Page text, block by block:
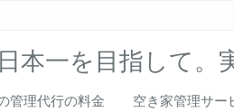
本一を目指して。
管理代行の料金 空き家管理サー